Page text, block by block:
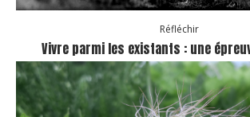
Réfléchir
Vivre parmi les existants : une